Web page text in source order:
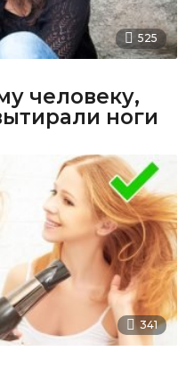
525
человеку,
ноги
341